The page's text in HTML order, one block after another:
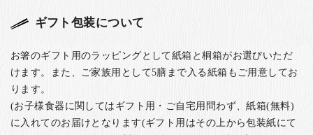
ギフト包装について
お箸のギフト用のラッピングとして紙箱と桐箱がお選びいただ
けます。また、ご家族用として5膳まで入る紙箱もご用意してお
ります。
(お子様食器に関してはギフト用・ご自宅用問わず、紙箱(無料)
に入れてのお届けとなります(ギフト用はその上から包装紙にて